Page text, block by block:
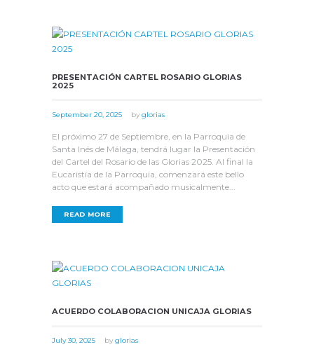
PRESENTACIÓN CARTEL ROSARIO GLORIAS
2025
September 20, 2025 by glorias
El próximo 27 de Septiembre, en la Parroquia de
Santa Inés de Málaga, tendrá lugar la Presentación
del Cartel del Rosario de las Glorias 2025. Al final la
Eucaristía de la Parroquia, comenzará este bello
acto que estará acompañado musicalmente...
READ MORE
ACUERDO COLABORACION UNICAJA GLORIAS
July 30, 2025 by glorias